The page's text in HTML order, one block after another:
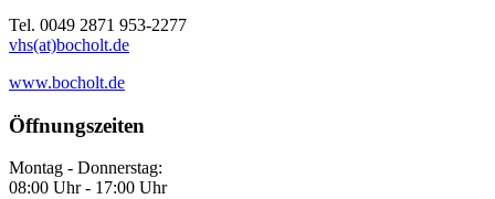
Tel. 0049 2871 953-2277
vhs(at)bocholt.de
www.bocholt.de
Öffnungszeiten
Montag - Donnerstag:
08:00 Uhr - 17:00 Uhr